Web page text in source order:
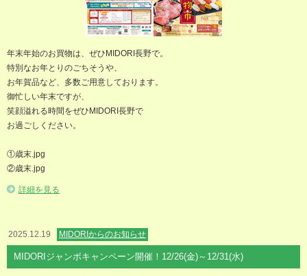
年末年始のお買物は、ぜひMIDORI長野で。
特別なお年とりのごちそうや、
お年賀品など、多数ご用意しております。
御忙しい年末ですが、
笑顔溢れる時間をぜひMIDORI長野で
お過ごしください。
①歳末.jpg
②歳末.jpg
詳細を見る
2025.12.19 MIDORIからのお知らせ
MIDORIジャンボキャンペーン開催！12/26(金)～12/31(水)